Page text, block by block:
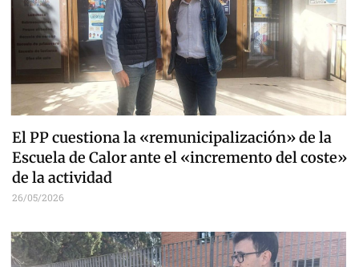
El PP cuestiona la «remunicipalización» de la
Escuela de Calor ante el «incremento del coste»
de la actividad
26/05/2026